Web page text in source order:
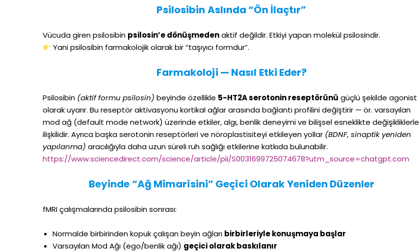
Psilosibin Aslında “Ön İlaçtır”
Vücuda giren psilosibin psilosin’e dönüşmedenaktif değildir. Etkiyi yapan molekül psilosindir.
Yani psilosibin farmakolojik olarak bir “taşıyıcı formdur”.
Farmakoloji — Nasıl Etki Eder?
Psilosibin (aktif formu psilosin) beyinde özellikle 5-HT2A serotonin reseptörünü güçlü şekilde agonist
olarak uyarır. Bu reseptör aktivasyonu kortikal ağlar arasında bağlantı profilini değiştirir — ör. varsayılan
mod ağ (default mode network) üzerinde etkiler, algı, benlik deneyimi ve bilişsel esneklikte değişikliklerle
ilişkilidir. Ayrıca başka serotonin reseptörleri ve nöroplastisiteyi etkileyen yollar (BDNF, sinaptik yeniden
yapılanma) aracılığıyla daha uzun süreli ruh sağlığı etkilerine katkıda bulunabilir.
https://www.sciencedirect.com/science/article/pii/S0031699725074678?utm_source=chatgpt.com
Beyinde “Ağ Mimarisini” Geçici Olarak Yeniden Düzenler
fMRI çalışmalarında psilosibin sonrası:
Normalde birbirinden kopuk çalışan beyin ağları birbirleriyle konuşmaya başlar
Varsayılan Mod Ağı (ego/benlik ağı) geçici olarak baskılanır